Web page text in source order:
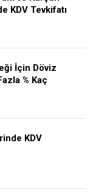
KDV Tevkifatı
İçin Döviz
% Kaç
KDV